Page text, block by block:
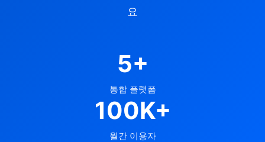
요
5+
통합 플랫폼
100K+
월간 이용자